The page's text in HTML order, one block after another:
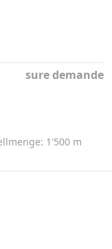
sure demande
1'500 m